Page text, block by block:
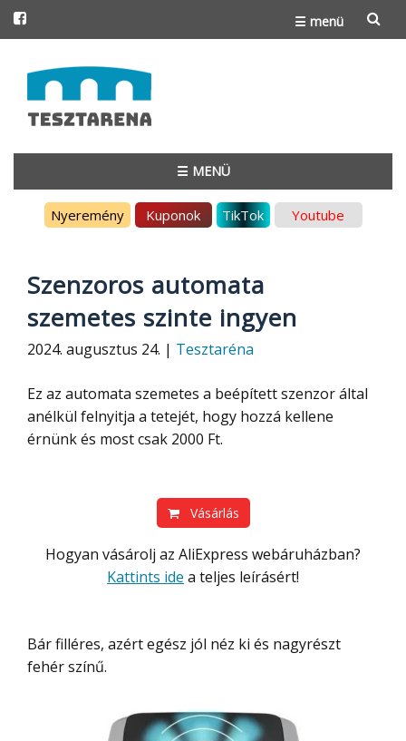
☰ menü
to
content
☰ MENÜ
Nyeremény Kuponok TikTok Youtube
Szenzoros automata
szemetes szinte ingyen
2024. augusztus 24. | Tesztaréna
Ez az automata szemetes a beépített szenzor által
anélkül felnyitja a tetejét, hogy hozzá kellene
érnünk és most csak 2000 Ft.
Vásárlás
Hogyan vásárolj az AliExpress webáruházban?
Kattints ide a teljes leírásért!
Bár filléres, azért egész jól néz ki és nagyrészt
fehér színű.